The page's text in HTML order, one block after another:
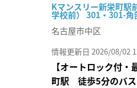
Kマンスリー新栄町駅
学校前） 301・301-
名古屋市中区
情報更新日 2026/08/02
【オートロック付
町駅 徒歩5分のバ